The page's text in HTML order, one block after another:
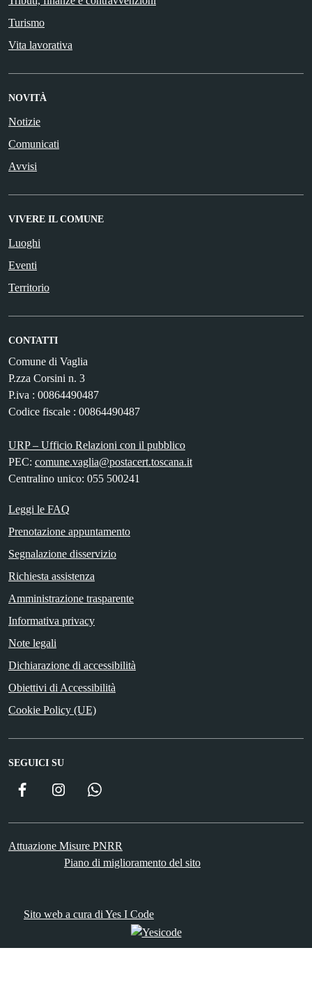
Turismo
Vita lavorativa
NOVITÀ
Notizie
Comunicati
Avvisi
VIVERE IL COMUNE
Luoghi
Eventi
Territorio
CONTATTI
Comune di Vaglia
P.zza Corsini n. 3
P.iva : 00864490487
Codice fiscale : 00864490487
URP – Ufficio Relazioni con il pubblico
PEC: comune.vaglia@postacert.toscana.it
Centralino unico: 055 500241
Leggi le FAQ
Prenotazione appuntamento
Segnalazione disservizio
Richiesta assistenza
Amministrazione trasparente
Informativa privacy
Note legali
Dichiarazione di accessibilità
Obiettivi di Accessibilità
Cookie Policy (UE)
SEGUICI SU
Facebook Instagram
Attuazione Misure PNRR
Piano di miglioramento del sito
Sito web a cura di Yes I Code